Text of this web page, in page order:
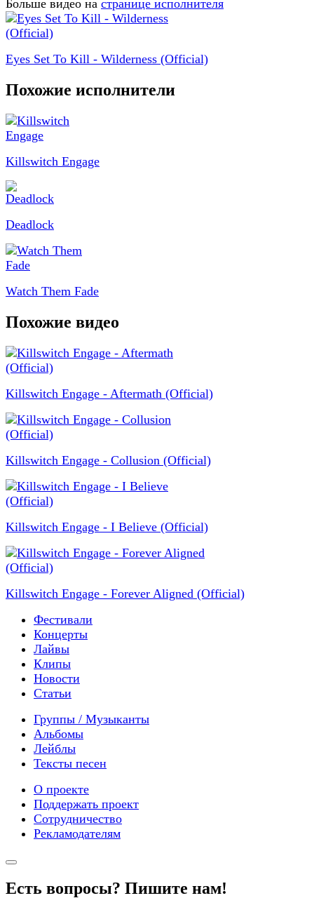
Больше видео на странице исполнителя
Eyes Set To Kill - Wilderness (Official)
Похожие исполнители
Killswitch Engage
Deadlock
Watch Them Fade
Похожие видео
Killswitch Engage - Aftermath (Official)
Killswitch Engage - Collusion (Official)
Killswitch Engage - I Believe (Official)
Killswitch Engage - Forever Aligned (Official)
Фестивали
Концерты
Лайвы
Клипы
Новости
Статьи
Группы / Музыканты
Альбомы
Лейблы
Тексты песен
О проекте
Поддержать проект
Сотрудничество
Рекламодателям
Есть вопросы? Пишите нам!